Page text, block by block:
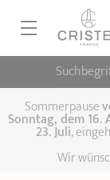
PFANNEN,
Pfannen
KOCHTÖPFE,
KÜCHENHELFER
Sommerpause
Sonntag, dem 16.
23. Juli,
Wir